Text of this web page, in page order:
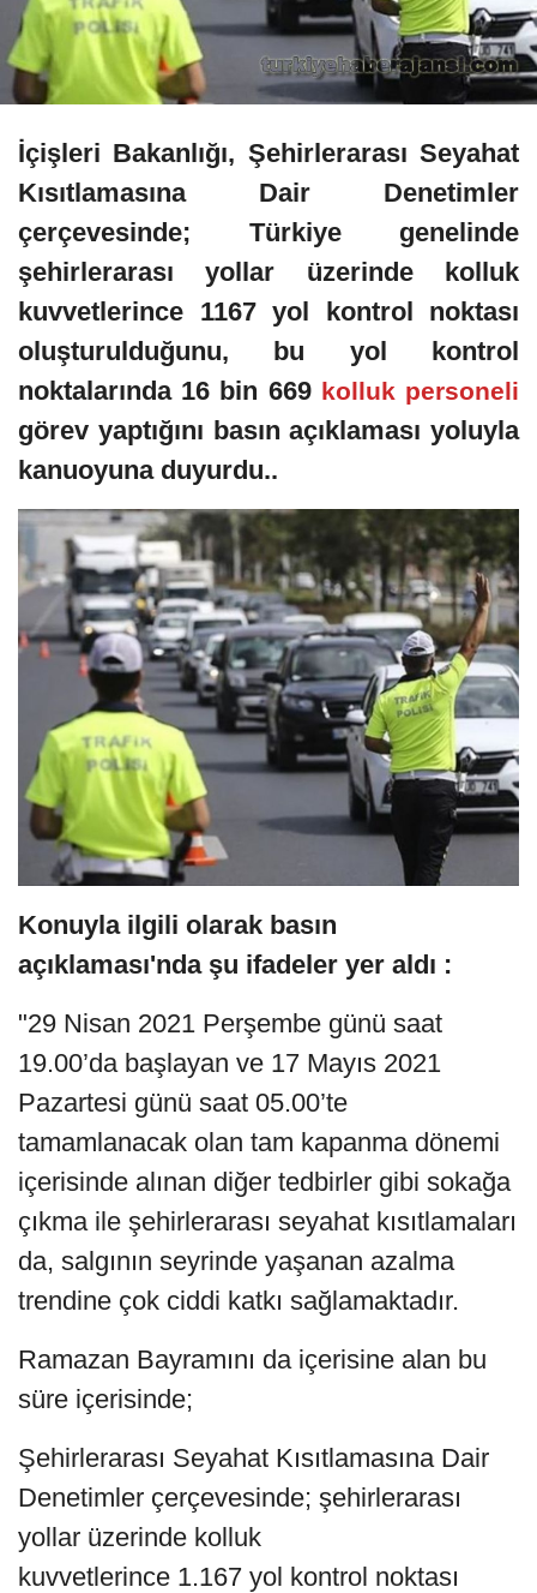
İçişleri Bakanlığı, Şehirlerarası Seyahat
Kısıtlamasına Dair Denetimler
çerçevesinde; Türkiye genelinde
şehirlerarası yollar üzerinde kolluk
kuvvetlerince 1167 yol kontrol noktası
oluşturulduğunu, bu yol kontrol
noktalarında 16 bin 669kolluk personeli
görev yaptığını basın açıklaması yoluyla
kanuoyuna duyurdu..
Konuyla ilgili olarak basın
açıklaması'nda şu ifadeler yer aldı :
"29 Nisan 2021 Perşembe günü saat
19.00’da başlayan ve 17 Mayıs 2021
Pazartesi günü saat 05.00’te
tamamlanacak olan tam kapanma dönemi
içerisinde alınan diğer tedbirler gibi sokağa
çıkma ile şehirlerarası seyahat kısıtlamaları
da, salgının seyrinde yaşanan azalma
trendine çok ciddi katkı sağlamaktadır.
Ramazan Bayramını da içerisine alan bu
süre içerisinde;
Şehirlerarası Seyahat Kısıtlamasına Dair
Denetimler çerçevesinde; şehirlerarası
yollar üzerinde kolluk
kuvvetlerince 1.167 yol kontrol noktası